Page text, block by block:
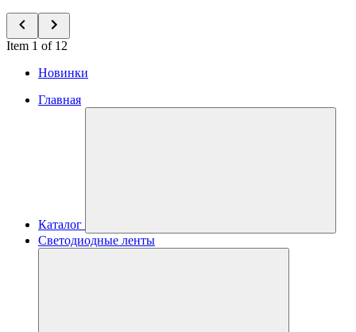
Item 1 of 12
Новинки
Главная
Каталог
Светодиодные ленты